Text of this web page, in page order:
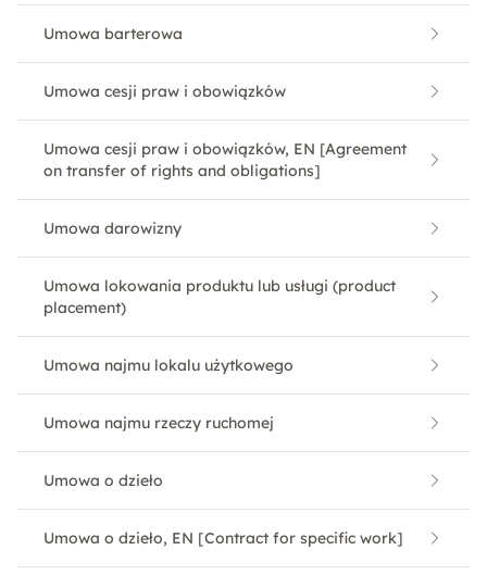
Umowa barterowa
Umowa cesji praw i obowiązków
Umowa cesji praw i obowiązków, EN [Agreement
on transfer of rights and obligations]
Umowa darowizny
Umowa lokowania produktu lub usługi (product
placement)
Umowa najmu lokalu użytkowego
Umowa najmu rzeczy ruchomej
Umowa o dzieło
Umowa o dzieło, EN [Contract for specific work]